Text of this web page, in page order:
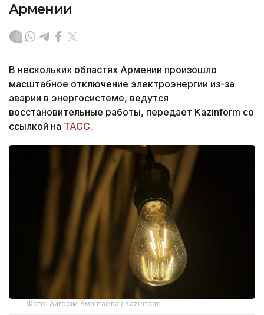
Армении
В нескольких областях Армении произошло
масштабное отключение электроэнергии из-за
аварии в энергосистеме, ведутся
восстановительные работы, передает Kazinform со
ссылкой на ТАСС.
Фото: Айгерім Амантаева / Kazinform